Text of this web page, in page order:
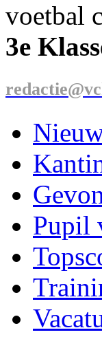
voetbal
3e
Pupil